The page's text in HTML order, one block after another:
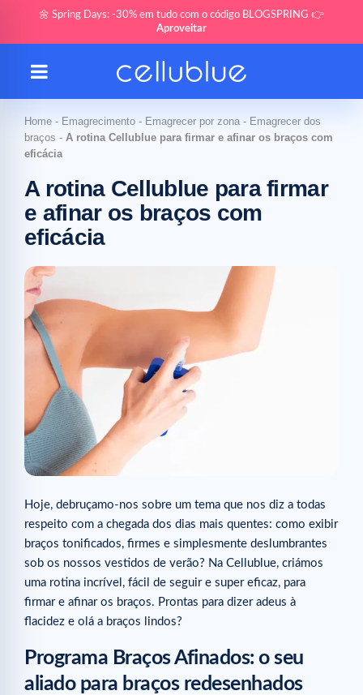
🌼 Spring Days: -30% em tudo com o código BLOGSPRING 👉
Aproveitar
Home - Emagrecimento - Emagrecer por zona - Emagrecer dos
braços - A rotina Cellublue para firmar e afinar os braços com
eficácia
A rotina Cellublue para firmar
e afinar os braços com
eficácia
Hoje, debruçamo-nos sobre um tema que nos diz a todas
respeito com a chegada dos dias mais quentes: como exibir
braços tonificados, firmes e simplesmente deslumbrantes
sob os nossos vestidos de verão? Na Cellublue, criámos
uma rotina incrível, fácil de seguir e super eficaz, para
firmar e afinar os braços. Prontas para dizer adeus à
flacidez e olá a braços lindos?
Programa Braços Afinados: o seu
aliado para braços redesenhados